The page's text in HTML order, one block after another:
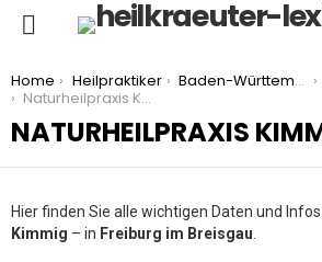
You are here:
Home Heilpraktiker Baden-Württemberg
Naturheilpraxis Kimmig
NATURHEILPRAXIS
Hier finden Sie alle wichtigen Daten und
Kimmig – in Freiburg im Breisgau